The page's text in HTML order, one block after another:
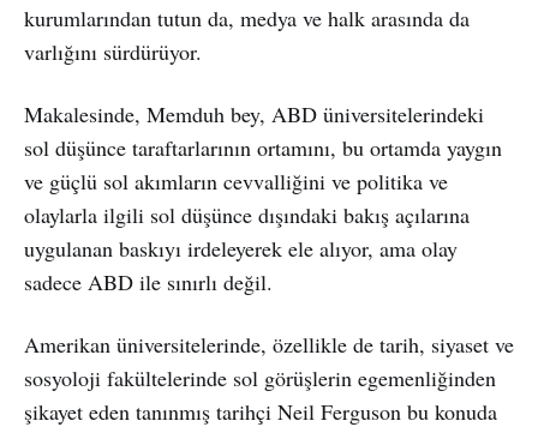
kurumlarından tutun da, medya ve halk arasında da
varlığını sürdürüyor.
Makalesinde, Memduh bey, ABD üniversitelerindeki
sol düşünce taraftarlarının ortamını, bu ortamda yaygın
ve güçlü sol akımların cevvalliğini ve politika ve
olaylarla ilgili sol düşünce dışındaki bakış açılarına
uygulanan baskıyı irdeleyerek ele alıyor, ama olay
sadece ABD ile sınırlı değil.
Amerikan üniversitelerinde, özellikle de tarih, siyaset ve
sosyoloji fakültelerinde sol görüşlerin egemenliğinden
şikayet eden tanınmış tarihçi Neil Ferguson bu konuda